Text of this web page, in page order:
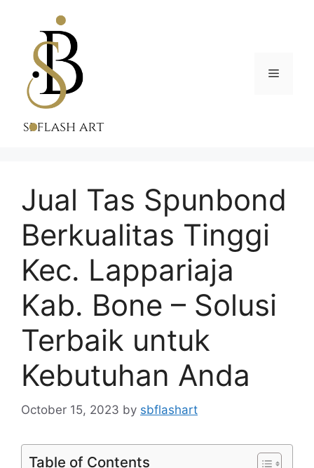
content
Menu
Jual Tas Spunbond
Berkualitas Tinggi
Kec. Lappariaja
Kab. Bone – Solusi
Terbaik untuk
Kebutuhan Anda
October 15, 2023 by sbflashart
Table of Contents